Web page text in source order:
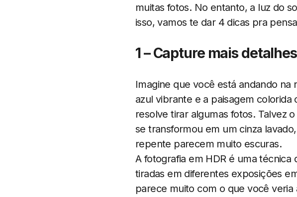
muitas fotos. No entanto, a luz do
isso, vamos te dar 4 dicas pra
1 – Capture mais
Imagine que você está andando
azul vibrante e a paisagem
resolve tirar algumas fotos. Talvez
se transformou em um cinza
repente parecem muito escuras.
A fotografia em HDR é uma
tiradas em diferentes exposições
parece muito com o que você